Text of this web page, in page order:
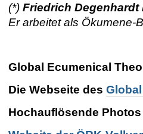
(*)Friedrich Degenhardt
Er arbeitet als Ökumene-
Global Ecumenical
Die Webseite des
Hochauflösende